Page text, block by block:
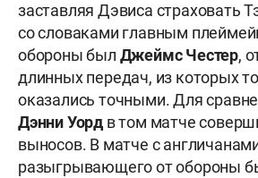
заставляя Дэвиса страховать
со словаками главным
обороны был Джеймс Честер,
длинных передач, из которых
оказались точными. Для
ДэнниУорд в том матче
выносов. В матче с
разыгрывающего от обороны